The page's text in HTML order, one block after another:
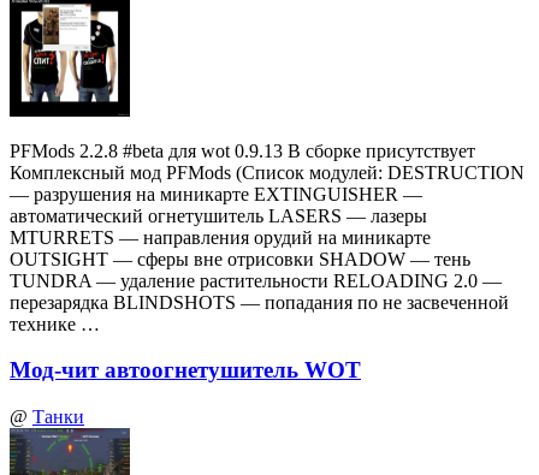
PFMods 2.2.8 #beta для wot 0.9.13 В сборке присутствует
Комплексный мод PFMods (Список модулей: DESTRUCTION
— разрушения на миникарте EXTINGUISHER —
автоматический огнетушитель LASERS — лазеры
MTURRETS — направления орудий на миникарте
OUTSIGHT — сферы вне отрисовки SHADOW — тень
TUNDRA — удаление растительности RELOADING 2.0 —
перезарядка BLINDSHOTS — попадания по не засвеченной
технике …
Мод-чит автоогнетушитель WOT
@ Танки